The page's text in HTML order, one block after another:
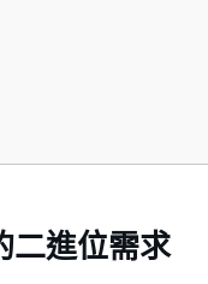
二進位需求